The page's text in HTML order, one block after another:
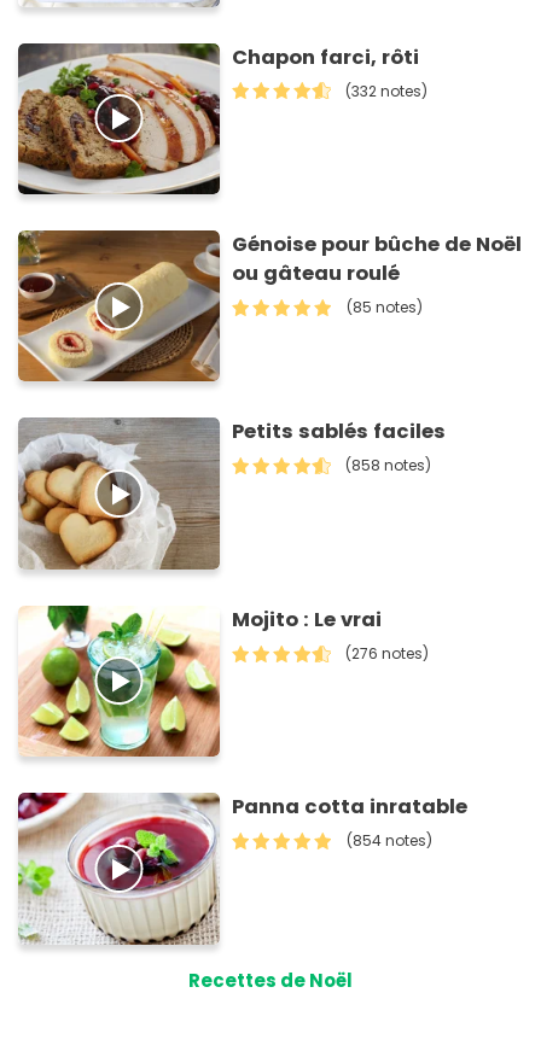
Chapon farci, rôti
(332 notes)
Génoise pour bûche de Noël
ou gâteau roulé
(85 notes)
Petits sablés faciles
(858 notes)
Mojito : Le vrai
(276 notes)
Panna cotta inratable
(854 notes)
Recettes de Noël